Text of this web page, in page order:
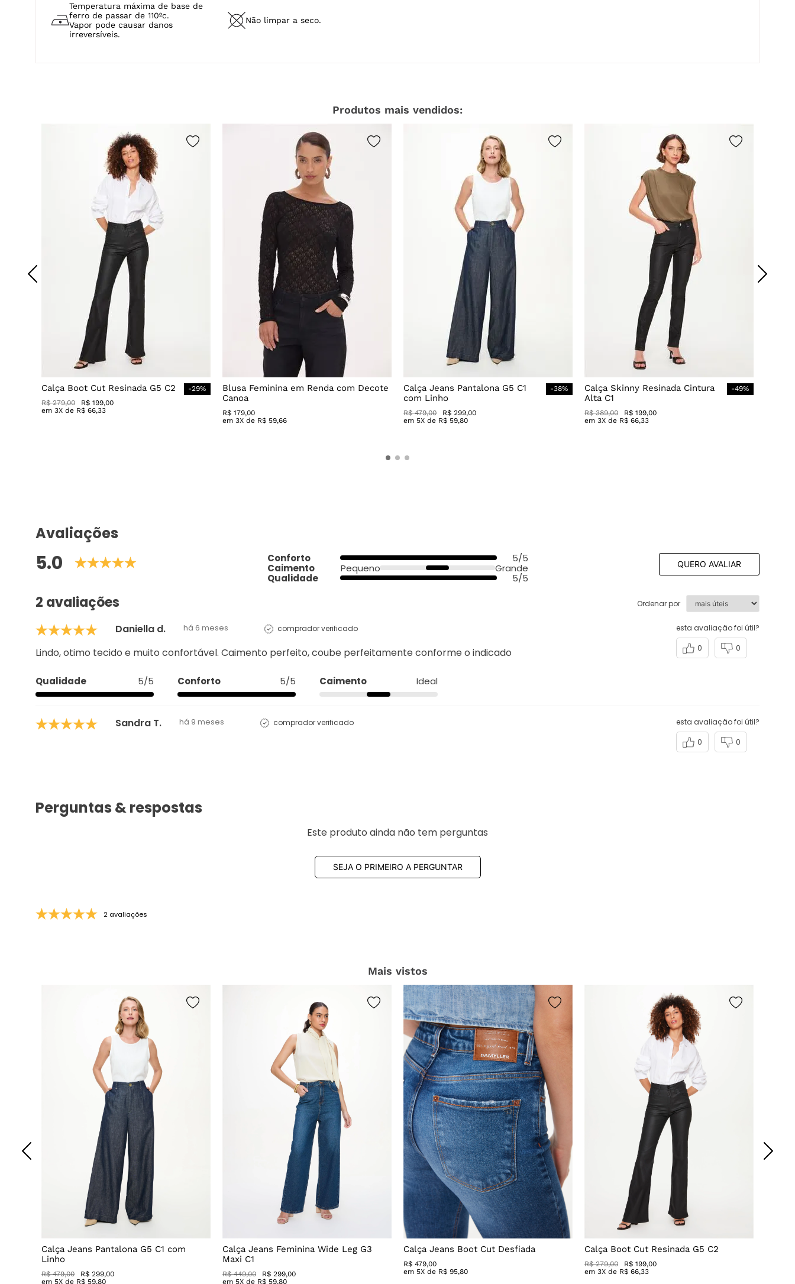
Temperatura máxima de base de
ferro de passar de 110ºc.
Vapor pode causar danos
irreversíveis.
Não limpar a seco.
Produtos mais vendidos:
Calça Boot Cut Resinada G5 C2 -29%
R$ 279,00 R$ 199,00
em3X de R$ 66,33
Blusa Feminina em Renda com Decote
Canoa
R$ 179,00
em3X de R$ 59,66
Calça Jeans Pantalona G5 C1
com Linho
-38%
R$ 479,00 R$ 299,00
em 5X de R$ 59,80
Calça Skinny Resinada Cintura
Alta C1
-49%
R$ 389,00 R$ 199,00
em3X de R$ 66,33
Avaliações
5.0 Conforto
5/5
Caimento
Pequeno
Grande
Qualidade
5/5
QUERO AVALIAR
2 avaliações Ordenar por
Daniella d. há 6 meses comprador verificado
Lindo, otimo tecido e muito confortável. Caimento perfeito, coube perfeitamente conforme o indicado
Qualidade 5/5 Conforto 5/5 Caimento Ideal
esta avaliação foi útil?
0
0
Sandra T. há 9 meses comprador verificado
esta avaliação foi útil?
0
0
Perguntas & respostas
Este produto ainda não tem perguntas
SEJA O PRIMEIRO A PERGUNTAR
2 avaliações
Mais vistos
Calça Jeans Pantalona G5 C1 com
Linho
R$ 479,00
R$ 299,00
em 5X de R$ 59,80
Calça Jeans Feminina Wide Leg G3
Maxi C1
R$ 449,00
R$ 299,00
em 5X de R$ 59,80
Calça Jeans Boot Cut Desfiada
R$ 479,00
em 5X de R$ 95,80
Calça Boot Cut Resinada G5 C2
R$ 279,00
R$ 199,00
em 3X de R$ 66,33